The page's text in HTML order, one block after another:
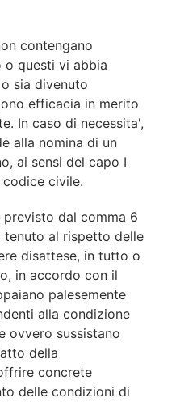
contengano
o questi vi abbia
sia divenuto
efficacia in merito
In caso di necessita',
alla nomina di un
ai sensi del capo I
civile.
dal comma 6
al rispetto delle
disattese, in tutto o
in accordo con il
palesemente
alla condizione
ovvero sussistano
della
concrete
delle condizioni di